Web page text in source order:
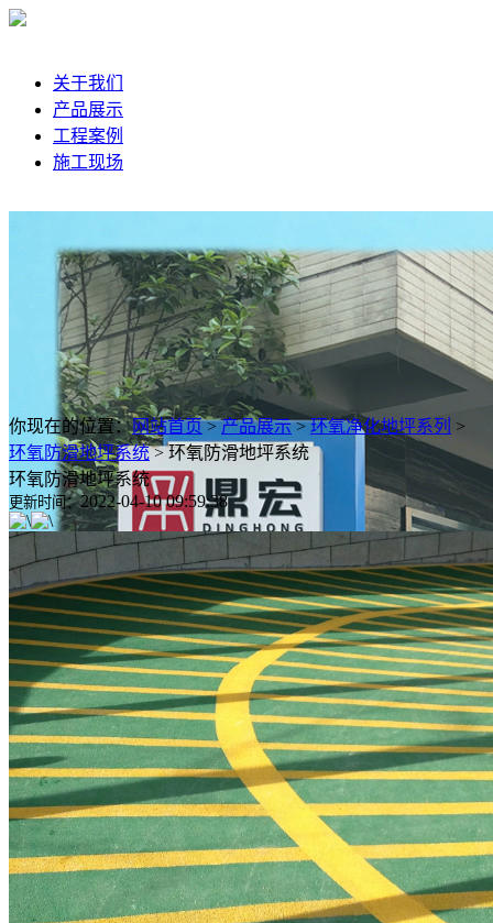
关于我们
产品展示
工程案例
施工现场
你现在的位置：网站首页>产品展示>环氧净化地坪系列 >
环氧防滑地坪系统>环氧防滑地坪系统
环氧防滑地坪系统
更新时间：2022-04-10 09:59:38